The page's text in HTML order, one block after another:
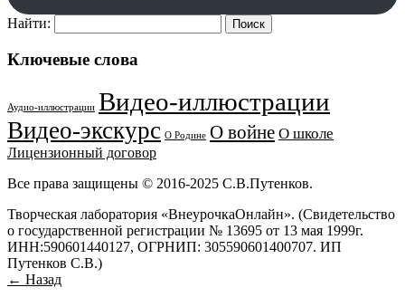
Найти:
Ключевые слова
Аудио-иллюстрации Видео-иллюстрации
Видео-экскурс О Родине О войне О школе
Лицензионный договор
Все права защищены © 2016-2025 С.В.Путенков.
Творческая лаборатория «ВнеурочкаОнлайн». (Свидетельство
о государственной регистрации № 13695 от 13 мая 1999г.
ИНН:590601440127, ОГРНИП: 305590601400707. ИП
Путенков С.В.)
← Назад